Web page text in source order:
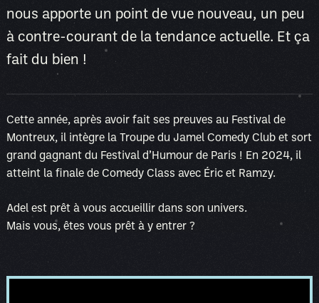
nous apporte un point de vue nouveau, un peu
à contre-courant de la tendance actuelle. Et ça
fait du bien !
Cette année, après avoir fait ses preuves au Festival de
Montreux, il intègre la Troupe du Jamel Comedy Club et sort
grand gagnant du Festival d’Humour de Paris ! En 2024, il
atteint la finale de Comedy Class avec Éric et Ramzy.
Adel est prêt à vous accueillir dans son univers.
Mais vous, êtes vous prêt à y entrer ?